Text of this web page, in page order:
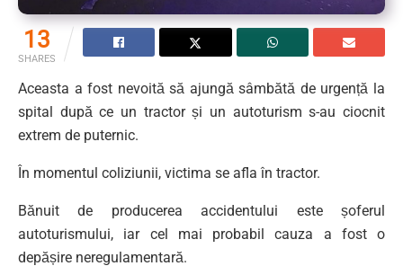
13
SHARES
Aceasta a fost nevoită să ajungă sâmbătă de urgență la
spital după ce un tractor și un autoturism s-au ciocnit
extrem de puternic.
În momentul coliziunii, victima se afla în tractor.
Bănuit de producerea accidentului este șoferul
autoturismului, iar cel mai probabil cauza a fost o
depășire neregulamentară.